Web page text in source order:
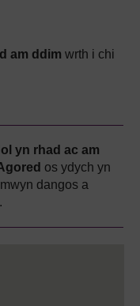
am ddim wrth i chi
yn rhad ac am
os ydych yn
dangos a